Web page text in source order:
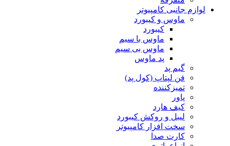
لوازم جانبی کامپیوتر
ماوس و کیبورد
کیبورد
ماوس با سیم
ماوس بی سیم
پد ماوس
گیم پد
فن لپتاپ (کول پد)
تمیزکننده
پاور
کیف هارد
لیبل و روکش کیبورد
سخت افزار کامپیوتر
کارت صدا